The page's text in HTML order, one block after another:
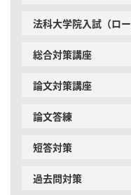
法科大学院入試（ロ
総合対策講座
論文対策講座
論文答練
短答対策
過去問対策